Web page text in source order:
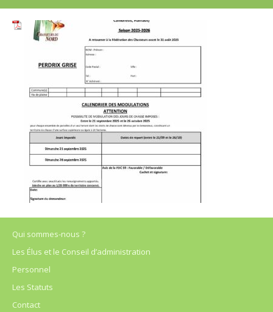
Qui sommes-nous ?
Les Élus et le Conseil d’administration
Personnel
Les Statuts
Contact